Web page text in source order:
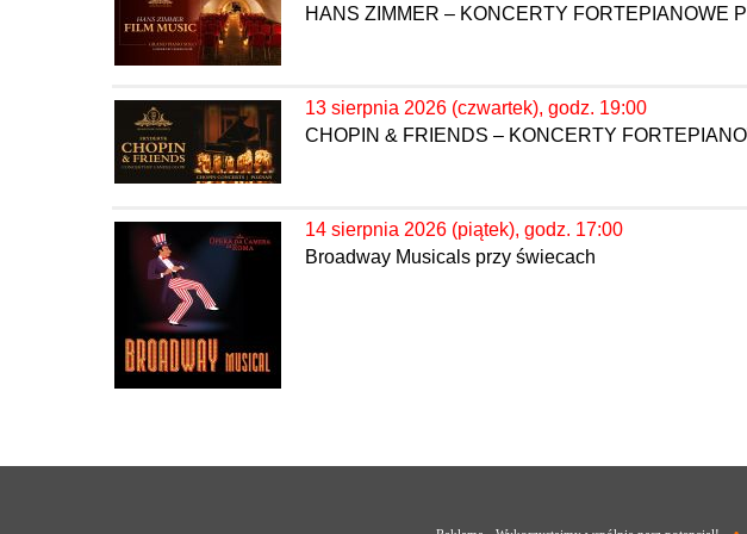
HANS ZIMMER – KONCERTY FORTEPIANOWE
13 sierpnia 2026 (czwartek), godz. 19:00
CHOPIN & FRIENDS – KONCERTY
14 sierpnia 2026 (piątek), godz. 17:00
Broadway Musicals przy świecach